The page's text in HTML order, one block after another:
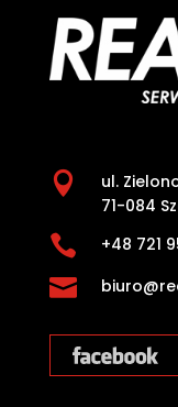

ul.
71-084
 +48 721
